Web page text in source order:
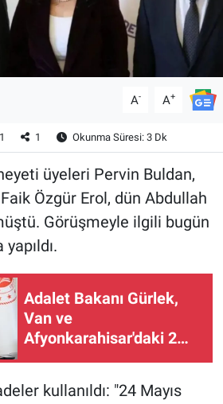
A- A+
1 Okunma Süresi: 3 Dk
üyeleri Pervin Buldan,
Özgür Erol, dün Abdullah
Görüşmeyle ilgili bugün
Adalet Bakanı Gürlek,
Van ve
Afyonkarahisar'daki 2
faili meçhul olayın
kullanıldı: "24 Mayıs